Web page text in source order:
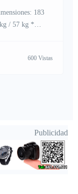
183
/ 57 kg *
27 cm *
de onda600 Vistas
Publicidad